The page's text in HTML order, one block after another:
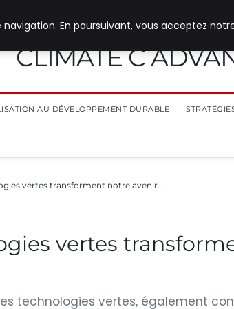
CLIMATE C
AU DÉVELOPPEMENT DURABLE
vertes transforment notre avenir…
vertes
technologies vertes, également
En poursuivant, vous acceptez